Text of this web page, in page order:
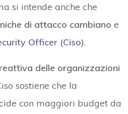
si intende anche che
di attacco cambiano e
Officer (Ciso).
delle organizzazioni
sostiene che la
con maggiori budget da